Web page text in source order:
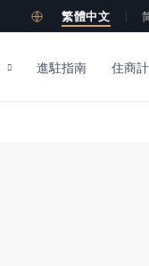
繁體中文 ｜
進駐指南 住商